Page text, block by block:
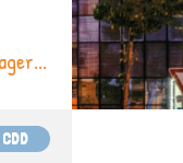
...
CDD